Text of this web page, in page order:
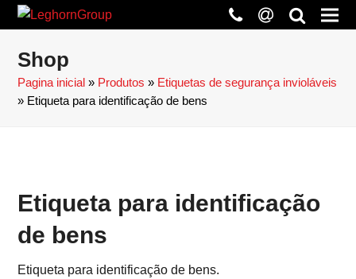
phone
at search
Shop
Pagina inicial » Produtos » Etiquetas de segurança invioláveis
» Etiqueta para identificação de bens
Etiqueta para identificação
de bens
Etiqueta para identificação de bens.